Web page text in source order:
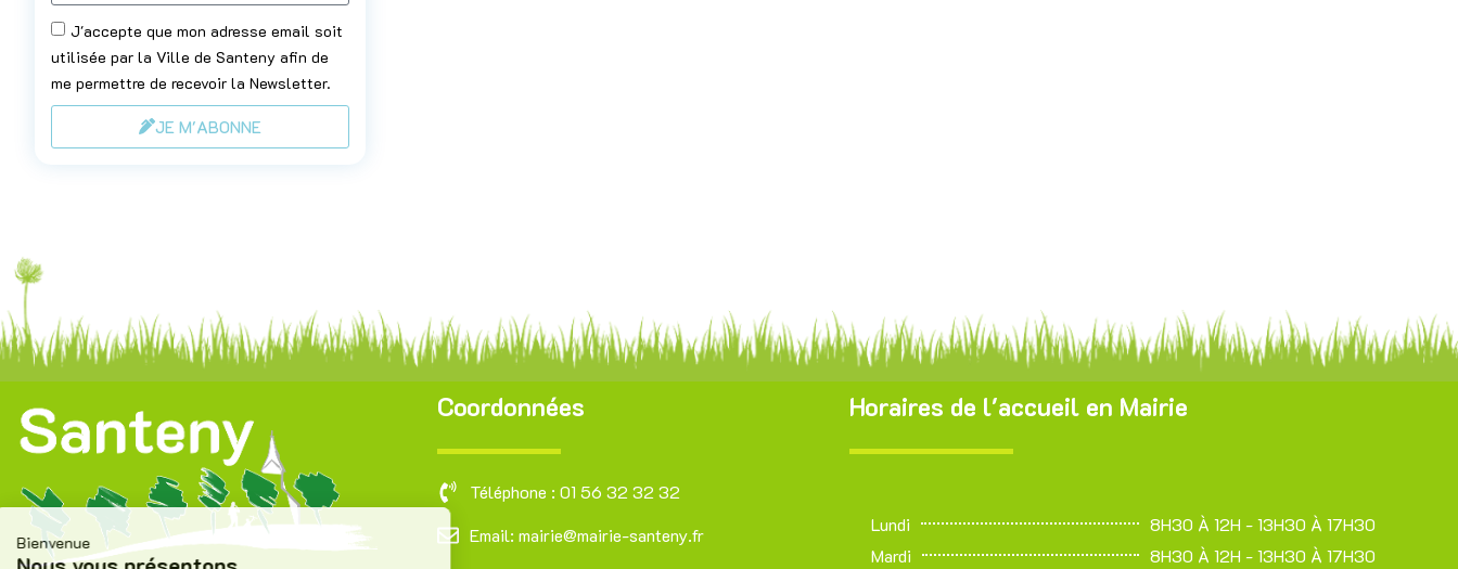
Bienvenue
Nous vous présentons
J'accepte que mon adresse email soit
utilisée par la Ville de Santeny afin de
me permettre de recevoir la Newsletter.
JE M'ABONNE
Coordonnées
Téléphone : 01 56 32 32 32
Email: mairie@mairie-santeny.fr
Horaires de l'accueil en Mairie
Lundi
8H30 À 12H - 13H30 À 17H30
Mardi
8H30 À 12H - 13H30 À 17H30